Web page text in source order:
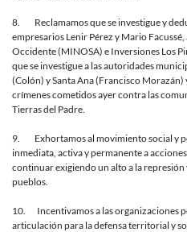
8. Reclamamos que se investigue y
empresarios Lenir Pérez y Mario
Occidente (MINOSA) e Inversiones Los
que se investigue a las autoridades
(Colón) y Santa Ana (Francisco
crímenes cometidos ayer contra las
Tierras del Padre.
9. Exhortamos al movimiento social y
inmediata, activa y permanente a
continuar exigiendo un alto a la represión
pueblos.
10. Incentivamos a las organizaciones
articulación para la defensa territorial y